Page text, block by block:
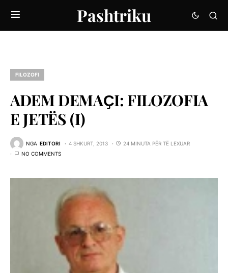
Pashtriku
FILOZOFI
ADEM DEMAҪI: FILOZOFIA
E JETËS (I)
NGA EDITORI 4 SHKURT, 2013
24 MINUTA PËR TË LEXUAR
NO COMMENTS